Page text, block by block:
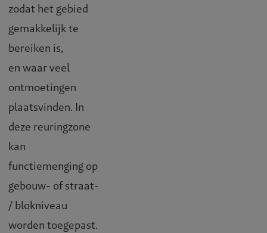
zodat het gebied
gemakkelijk te
bereiken is,
en waar veel
ontmoetingen
plaatsvinden. In
deze reuringzone
kan
functiemenging op
gebouw- of straat-
/ blokniveau
worden toegepast.